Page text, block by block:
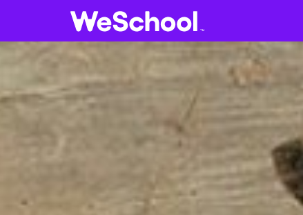
Internet e informatica
Arti e tecniche
Aa GLOSSARIO